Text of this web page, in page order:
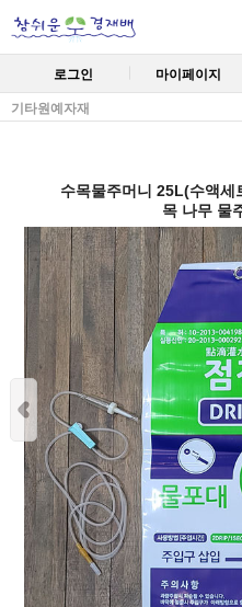
로그인 마이페이지
기타원예자재
수목물주머니 25L(수액세
목 나무 물